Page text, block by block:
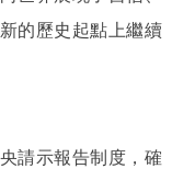
的歷史起點上繼續
請示報告制度，確